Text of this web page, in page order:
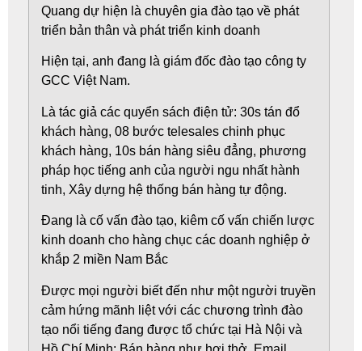
Quang dự hiện là chuyên gia đào tạo về phát
triển bản thân và phát triển kinh doanh
Hiện tại, anh đang là giám đốc đào tạo công ty
GCC Việt Nam.
Là tác giả các quyển sách điện tử: 30s tán đổ
khách hàng, 08 bước telesales chinh phục
khách hàng, 10s bán hàng siêu đẳng, phương
pháp học tiếng anh của người ngu nhất hành
tinh, Xây dựng hệ thống bán hàng tự động.
Đang là cố vấn đào tạo, kiêm cố vấn chiến lược
kinh doanh cho hàng chục các doanh nghiệp ở
khắp 2 miền Nam Bắc
Được mọi người biết đến như một người truyền
cảm hứng mãnh liệt với các chương trình đào
tạo nổi tiếng đang được tổ chức tại Hà Nội và